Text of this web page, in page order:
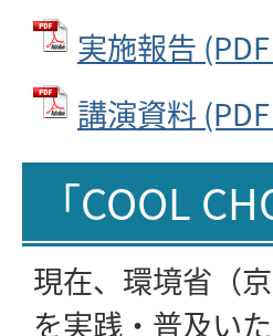
実施報告
講演資料
「COOL
現在、環境省（
を実践・普及い